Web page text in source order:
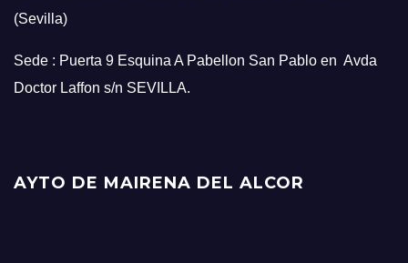
(Sevilla)
Sede : Puerta 9 Esquina A Pabellon San Pablo en Avda
Doctor Laffon s/n SEVILLA.
AYTO DE MAIRENA DEL ALCOR